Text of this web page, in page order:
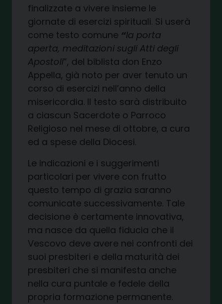
finalizzate a vivere insieme le
giornate di esercizi spirituali. Si userà
come testo comune “la porta
aperta, meditazioni sugli Atti degli
Apostoli”, del biblista don Enzo
Appella, già noto per aver tenuto un
corso di esercizi nell’anno della
misericordia. Il testo sarà distribuito
a ciascun Sacerdote o Parroco
Religioso nel mese di ottobre, a cura
ed a spese della Diocesi.
Le indicazioni e i suggerimenti
particolari per vivere con frutto
questo tempo di grazia saranno
comunicate successivamente. Tale
decisione è certamente innovativa,
ma nasce da quella fiducia che il
Vescovo deve avere nei confronti dei
suoi presbiteri e della maturità dei
presbiteri che si manifesta anche
nella cura puntale e fedele della
propria formazione permanente.